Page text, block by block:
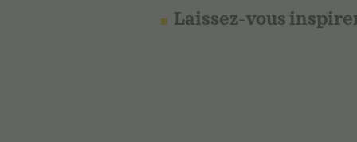
Laissez-vous